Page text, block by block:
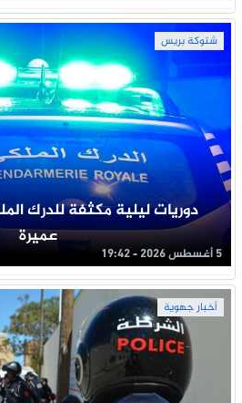
شتوكة بريس
دوريات ليلية مكثفة للدرك
عميرة
5 أغسطس 2026 - 19:42
أخبار جهوية